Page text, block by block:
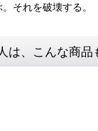
それを破壊する。
は、こんな商品